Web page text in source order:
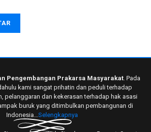
Pengembangan Prakarsa Masyarakat. Pada
kami sangat prihatin dan peduli terhadap
pelanggaran dan kekerasan terhadap hak asasi
buruk yang ditimbulkan pembangunan di
Indonesia…Selengkapnya